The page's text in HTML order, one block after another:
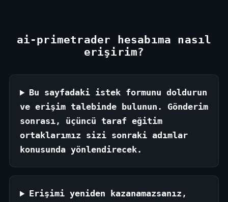
ai-primetrader hesabıma nasıl
erişirim?
Bu sayfadaki istek formunu doldurun
ve erişim talebinde bulunun. Gönderim
sonrası, üçüncü taraf eğitim
ortaklarımız sizi sonraki adımlar
konusunda yönlendirecek.
Erişimi yeniden kazanamazsanız,